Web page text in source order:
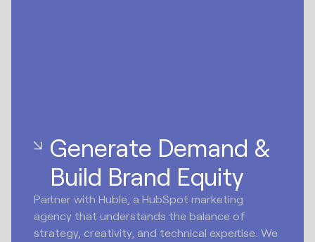
Generate Demand &
Build Brand Equity
Partner with Huble, a HubSpot marketing
agency that understands the balance of
strategy, creativity, and technical expertise. We